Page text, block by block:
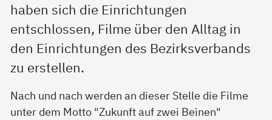
haben sich die Einrichtungen
entschlossen, Filme über den Alltag in
den Einrichtungen des Bezirksverbands
zu erstellen.
Nach und nach werden an dieser Stelle die Filme
unter dem Motto "Zukunft auf zwei Beinen"